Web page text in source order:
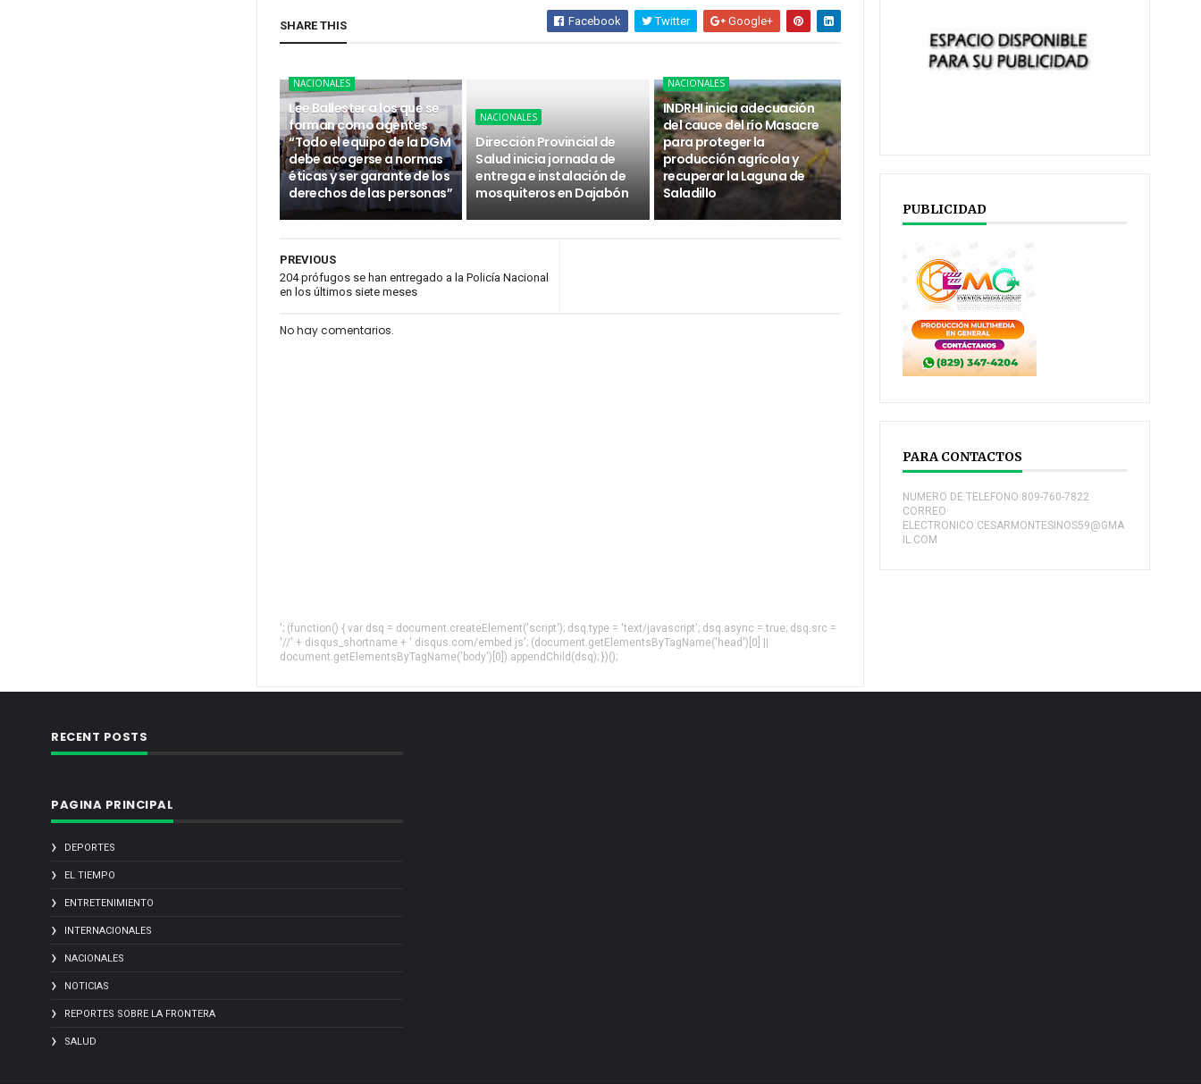
SHARE THIS Facebook Twitter Google+
NACIONALES
Lee Ballester a los que se
forman como agentes
“Todo el equipo de la DGM
debe acogerse a normas
éticas y ser garante de los
derechos de las personas”
NACIONALES
Dirección Provincial de
Salud inicia jornada de
entrega e instalación de
mosquiteros en Dajabón
NACIONALES
INDRHI inicia adecuación
del cauce del río Masacre
para proteger la
producción agrícola y
recuperar la Laguna de
Saladillo
PREVIOUS
204 prófugos se han entregado a la Policía Nacional
en los últimos siete meses
No hay comentarios.
'; (function() { var dsq = document.createElement('script'); dsq.type = 'text/javascript'; dsq.async = true; dsq.src =
'//' + disqus_shortname + '.disqus.com/embed.js'; (document.getElementsByTagName('head')[0] ||
document.getElementsByTagName('body')[0]).appendChild(dsq); })();
PUBLICIDAD
PARA CONTACTOS
NUMERO DE TELEFONO:809-760-7822
CORREO
ELECTRONICO:CESARMONTESINOS59@GMA
IL.COM
RECENT POSTS
PAGINA PRINCIPAL
DEPORTES
EL TIEMPO
ENTRETENIMIENTO
INTERNACIONALES
NACIONALES
NOTICIAS
REPORTES SOBRE LA FRONTERA
SALUD